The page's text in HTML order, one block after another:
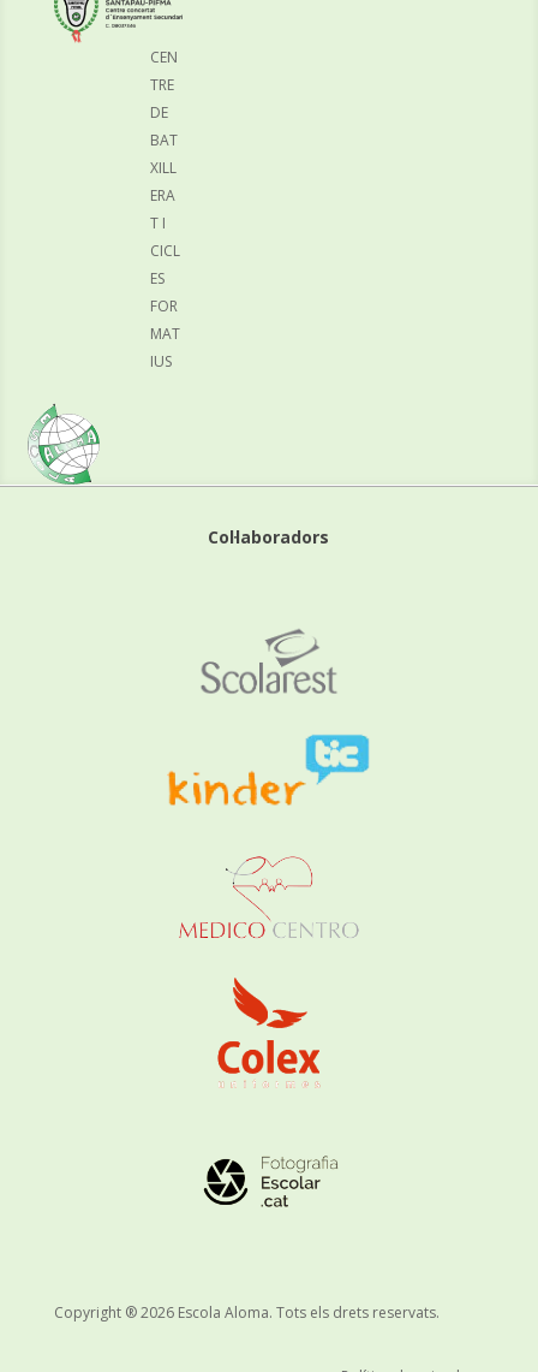
CEN
TRE
DE
BAT
XILL
ERA
T I
CICL
ES
FOR
MAT
IUS
Col·laboradors
Copyright ® 2026 Escola Aloma. Tots els drets reservats.